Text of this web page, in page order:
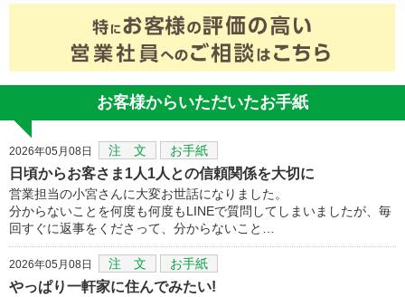
お客様からいただいたお手紙
2026年05月08日 注 文 お手紙
日頃からお客さま1人1人との信頼関係を大切に
営業担当の小宮さんに大変お世話になりました。
分からないことを何度も何度もLINEで質問してしまいましたが、毎
回すぐに返事をくださって、分からないこと…
2026年05月08日 注 文 お手紙
やっぱり一軒家に住んでみたい!